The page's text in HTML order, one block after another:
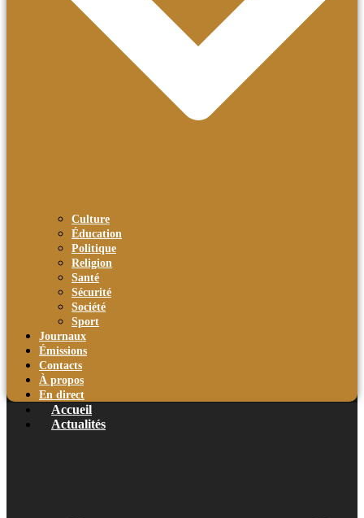
Culture
Éducation
Politique
Religion
Santé
Sécurité
Société
Sport
Journaux
Émissions
Contacts
À propos
En direct
Accueil
Actualités